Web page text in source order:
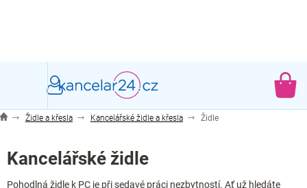
Židle a křesla Kancelářské židle a křesla Židle
Kancelářské židle
Pohodlná židle k PC je při sedavé práci nezbytností. Ať už hledáte